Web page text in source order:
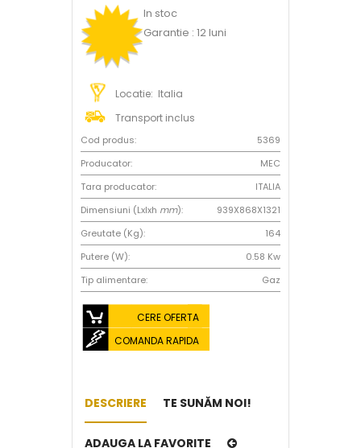
In stoc
Garantie : 12 luni
Locatie: Italia
Transport inclus
Cod produs:
5369
Producator:
MEC
Tara producator:
ITALIA
Dimensiuni (Lxlxh mm):
939X868X1321
Greutate (Kg):
164
Putere (W):
0.58 Kw
Tip alimentare:
Gaz
CERE OFERTA
COMANDA RAPIDA
DESCRIERE TE SUNĂM NOI!
ADAUGA LA FAVORITE